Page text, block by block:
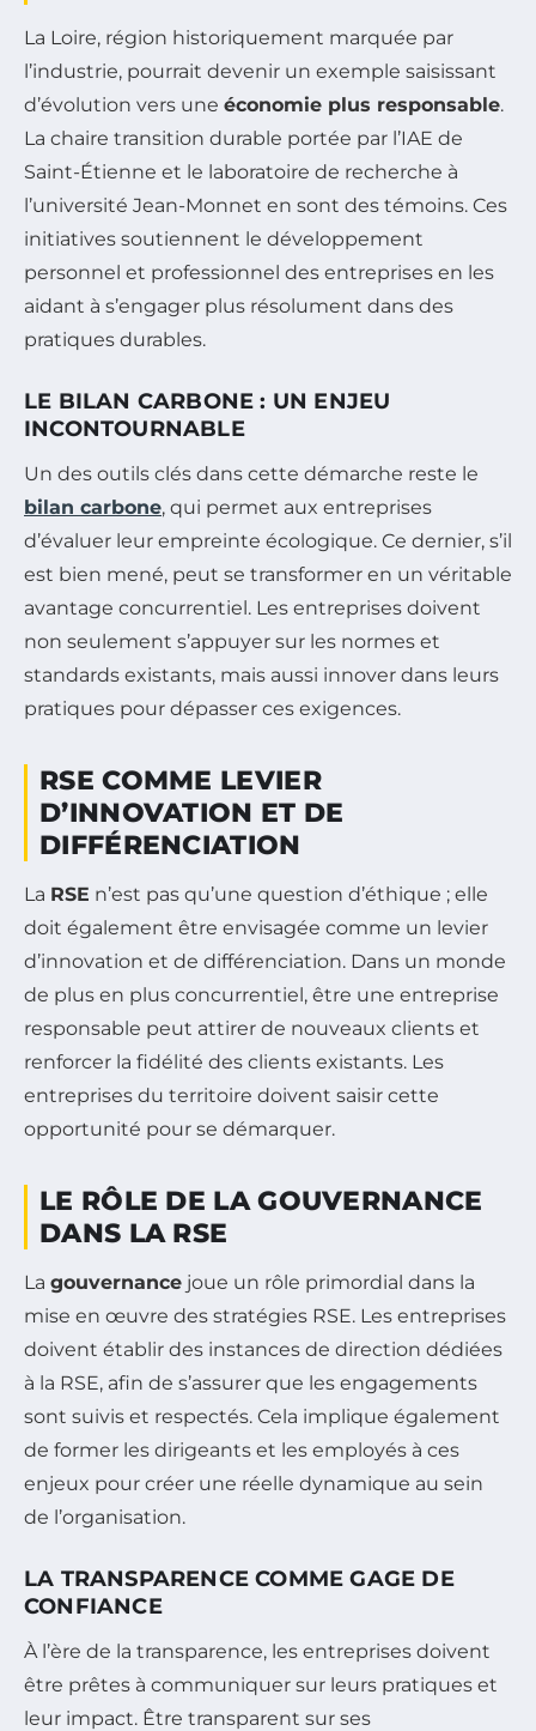
La Loire, région historiquement marquée par
l’industrie, pourrait devenir un exemple saisissant
d’évolution vers une économie plus responsable.
La chaire transition durable portée par l’IAE de
Saint-Étienne et le laboratoire de recherche à
l’université Jean-Monnet en sont des témoins. Ces
initiatives soutiennent le développement
personnel et professionnel des entreprises en les
aidant à s’engager plus résolument dans des
pratiques durables.
LE BILAN CARBONE : UN ENJEU
INCONTOURNABLE
Un des outils clés dans cette démarche reste le
bilan carbone, qui permet aux entreprises
d’évaluer leur empreinte écologique. Ce dernier, s’il
est bien mené, peut se transformer en un véritable
avantage concurrentiel. Les entreprises doivent
non seulement s’appuyer sur les normes et
standards existants, mais aussi innover dans leurs
pratiques pour dépasser ces exigences.
RSE COMME LEVIER
D’INNOVATION ET DE
DIFFÉRENCIATION
La RSE n’est pas qu’une question d’éthique ; elle
doit également être envisagée comme un levier
d’innovation et de différenciation. Dans un monde
de plus en plus concurrentiel, être une entreprise
responsable peut attirer de nouveaux clients et
renforcer la fidélité des clients existants. Les
entreprises du territoire doivent saisir cette
opportunité pour se démarquer.
LE RÔLE DE LA GOUVERNANCE
DANS LA RSE
La gouvernance joue un rôle primordial dans la
mise en œuvre des stratégies RSE. Les entreprises
doivent établir des instances de direction dédiées
à la RSE, afin de s’assurer que les engagements
sont suivis et respectés. Cela implique également
de former les dirigeants et les employés à ces
enjeux pour créer une réelle dynamique au sein
de l’organisation.
LA TRANSPARENCE COMME GAGE DE
CONFIANCE
À l’ère de la transparence, les entreprises doivent
être prêtes à communiquer sur leurs pratiques et
leur impact. Être transparent sur ses